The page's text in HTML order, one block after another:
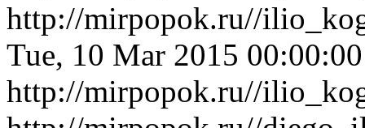
http://mirpopok.ru//
Tue, 10 Mar 2015
http://mirpopok.ru//